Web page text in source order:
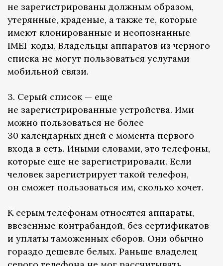
не зарегистрированы должным образом,
утерянные, краденые, а также те, которые
имеют клонированные и неопознанные
IMEI-коды. Владельцы аппаратов из черного
списка не могут пользоваться услугами
мобильной связи.
3. Серый список — еще
не зарегистрированные устройства. Ими
можно пользоваться не более
30 календарных дней с момента первого
входа в сеть. Иными словами, это телефоны,
которые еще не зарегистрировали. Если
человек зарегистрирует такой телефон,
он сможет пользоваться им, сколько хочет.
К серым телефонам относятся аппараты,
ввезенные контрабандой, без сертификатов
и уплаты таможенных сборов. Они обычно
гораздо дешевле белых. Раньше владелец